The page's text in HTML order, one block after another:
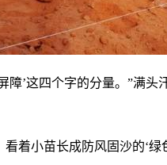
障’这四个字的分量。”满
着小苗长成防风固沙的‘